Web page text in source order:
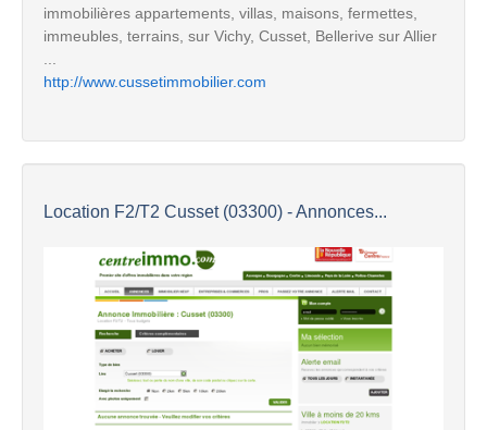
immobilières appartements, villas, maisons, fermettes,
immeubles, terrains, sur Vichy, Cusset, Bellerive sur Allier
http://www.cussetimmobilier.com
Location F2/T2 Cusset (03300) - Annonces...